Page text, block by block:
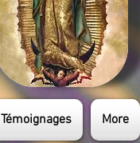
Témoignages More